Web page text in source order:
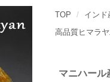
TOP インド
高品質ヒマラ
マニハール